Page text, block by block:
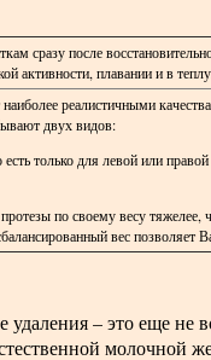
сразу после
активности, плавании и в
наиболее реалистичными
двух видов:
только для левой или
по своему весу тяжелее,
вес позволяет
– это еще не